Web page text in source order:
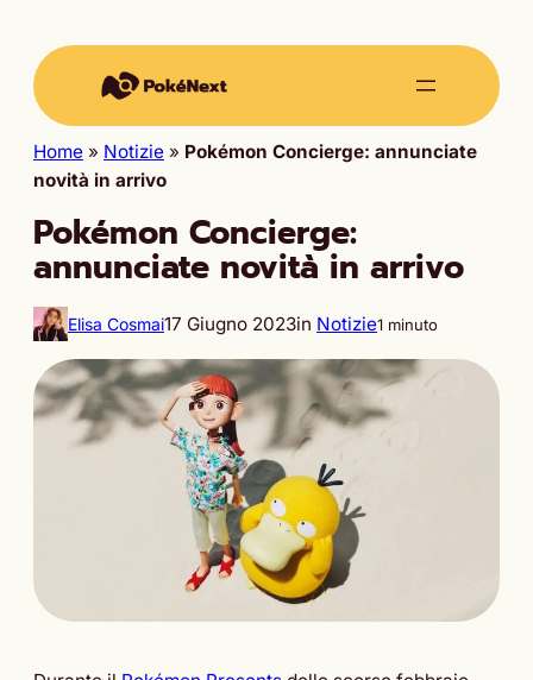
Home » Notizie » Pokémon Concierge: annunciate
novità in arrivo
Pokémon Concierge:
annunciate novità in arrivo
Elisa Cosmai17 Giugno 2023in Notizie1 minuto